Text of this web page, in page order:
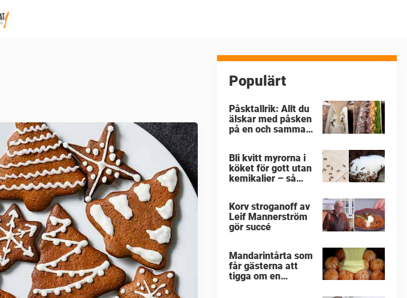
Populärt
Påsktallrik: Allt du
älskar med påsken
på en och samma
Bli kvitt myrorna i
köket för gott utan
kemikalier – så
Korv stroganoff av
Leif Mannerström
gör succé
Mandarintårta som
får gästerna att
tigga om en